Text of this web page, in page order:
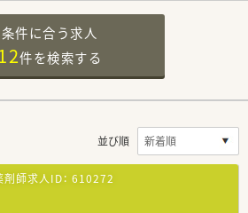
条件に合う求人
件を検索する
並び順
剤師求人ID： 610272